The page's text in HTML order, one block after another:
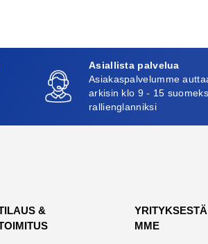
Asiallista palvelua
Asiakaspalvelumme
arkisin klo 9 - 15
rallienglanniksi
&
YRITYKSESTÄ
MME